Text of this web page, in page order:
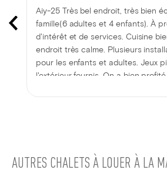
Aiy-25 Très bel endroit, très bien
famille(6 adultes et 4 enfants). À
d'intérêt et de services. Cuisine
endroit très calme. Plusieurs
pour les enfants et adultes. Jeux
l'extérieur fournis. On a bien
AUTRES CHALETS À LOUER À LA